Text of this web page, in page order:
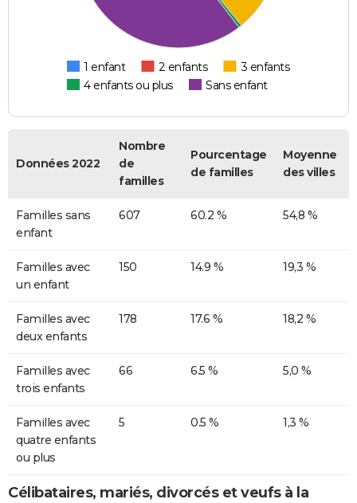
1 enfant 2 enfants
3 enfants
4 enfants ou plus
Sans enfant
Données 2022
Nombre
de
familles
Pourcentage
de familles
Moyenne
des villes
Familles sans
enfant
607 60.2 % 54,8 %
Familles avec
un enfant
150 14.9 % 19,3 %
Familles avec
deux enfants
178 17.6 % 18,2 %
Familles avec
trois enfants
66 6.5 % 5,0 %
Familles avec
quatre enfants
ou plus
5 0.5 % 1,3 %
Célibataires, mariés, divorcés et veufs à la